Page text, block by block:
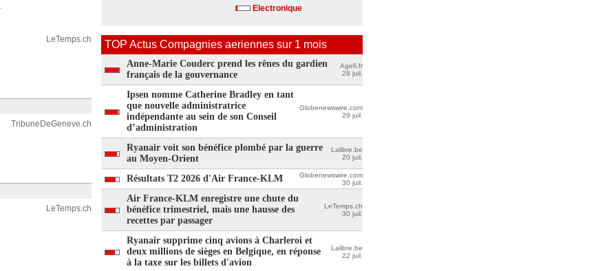
LeTemps.ch
TribuneDeGeneve.ch
LeTemps.ch
Electronique
TOP Actus Compagnies aeriennes sur 1 mois
Anne-Marie Couderc prend les rênes du gardien
français de la gouvernance
Agefi.fr
28 juil.
Ipsen nomme Catherine Bradley en tant
que nouvelle administratrice
indépendante au sein de son Conseil
d’administration
Globenewswire.com
29 juil.
Ryanair voit son bénéfice plombé par la guerre
au Moyen-Orient
Lalibre.be
20 juil.
Résultats T2 2026 d'Air France-KLM
Globenewswire.com
30 juil.
Air France-KLM enregistre une chute du
bénéfice trimestriel, mais une hausse des
recettes par passager
LeTemps.ch
30 juil.
Ryanair supprime cinq avions à Charleroi et
deux millions de sièges en Belgique, en réponse
à la taxe sur les billets d'avion
Lalibre.be
22 juil.